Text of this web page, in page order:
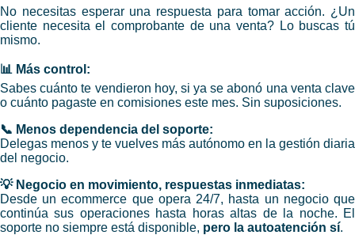
No necesitas esperar una respuesta para tomar acción. ¿Un
cliente necesita el comprobante de una venta? Lo buscas tú
mismo.
📊 Más control:
Sabes cuánto te vendieron hoy, si ya se abonó una venta clave
o cuánto pagaste en comisiones este mes. Sin suposiciones.
📞 Menos dependencia del soporte:
Delegas menos y te vuelves más autónomo en la gestión diaria
del negocio.
💡 Negocio en movimiento, respuestas inmediatas:
Desde un ecommerce que opera 24/7, hasta un negocio que
continúa sus operaciones hasta horas altas de la noche. El
soporte no siempre está disponible, pero la autoatención sí.